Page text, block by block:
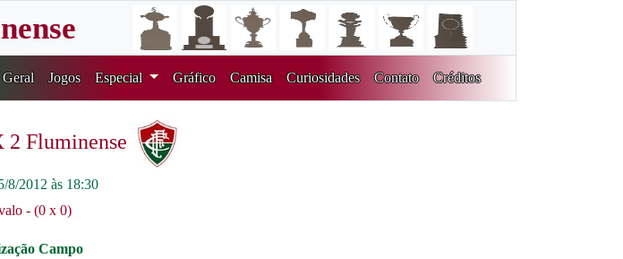
Geral Jogos Especial Gráfico Camisa Curiosidades Contato Créditos
2 Fluminense
8/2012 às 18:30
- (0 x 0)